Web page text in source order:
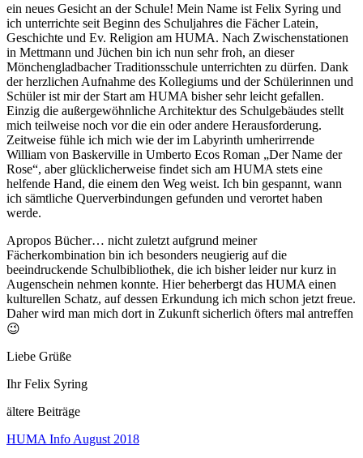
ein neues Gesicht an der Schule! Mein Name ist Felix Syring und
ich unterrichte seit Beginn des Schuljahres die Fächer Latein,
Geschichte und Ev. Religion am HUMA. Nach Zwischenstationen
in Mettmann und Jüchen bin ich nun sehr froh, an dieser
Mönchengladbacher Traditionsschule unterrichten zu dürfen. Dank
der herzlichen Aufnahme des Kollegiums und der Schülerinnen und
Schüler ist mir der Start am HUMA bisher sehr leicht gefallen.
Einzig die außergewöhnliche Architektur des Schulgebäudes stellt
mich teilweise noch vor die ein oder andere Herausforderung.
Zeitweise fühle ich mich wie der im Labyrinth umherirrende
William von Baskerville in Umberto Ecos Roman „Der Name der
Rose“, aber glücklicherweise findet sich am HUMA stets eine
helfende Hand, die einem den Weg weist. Ich bin gespannt, wann
ich sämtliche Querverbindungen gefunden und verortet haben
werde.
Apropos Bücher… nicht zuletzt aufgrund meiner
Fächerkombination bin ich besonders neugierig auf die
beeindruckende Schulbibliothek, die ich bisher leider nur kurz in
Augenschein nehmen konnte. Hier beherbergt das HUMA einen
kulturellen Schatz, auf dessen Erkundung ich mich schon jetzt freue.
Daher wird man mich dort in Zukunft sicherlich öfters mal antreffen
😉
Liebe Grüße
Ihr Felix Syring
ältere Beiträge
HUMA Info August 2018